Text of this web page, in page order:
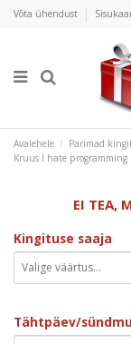
Võta ühendust
Avalehele Parimad
Kruus I hate programming
EI TEA,
Kingituse saaja
Tähtpäev/